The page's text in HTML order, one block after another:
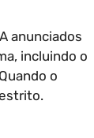
anunciados
incluindo o
o